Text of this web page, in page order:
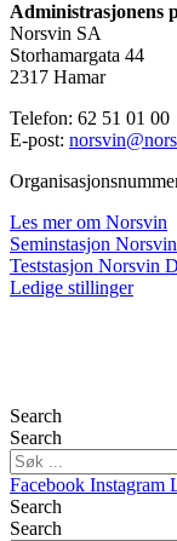
Administrasjonens
Norsvin SA
Storhamargata 44
2317 Hamar
Telefon: 62 51 01 00
E-post:
Les mer om Norsvin
Seminstasjon
Teststasjon Norsvin
Ledige stillinger
Search
Search
Facebook Instagram
Search
Search